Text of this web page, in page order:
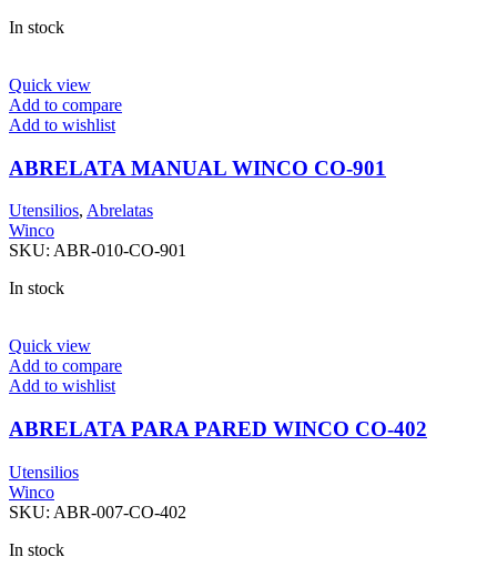
In stock
Quick view
Add to compare
Add to wishlist
ABRELATA MANUAL WINCO CO-901
Utensilios, Abrelatas
Winco
SKU: ABR-010-CO-901
In stock
Quick view
Add to compare
Add to wishlist
ABRELATA PARA PARED WINCO CO-402
Utensilios
Winco
SKU: ABR-007-CO-402
In stock